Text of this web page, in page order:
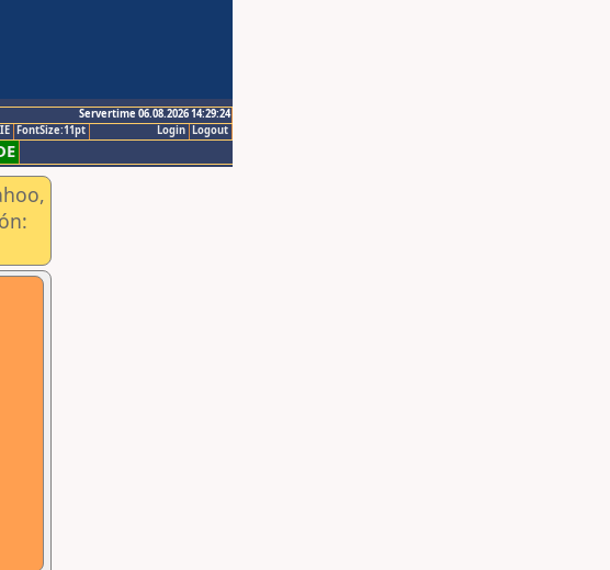
Servertime 06.08.2026 14:29:24
Logout
Login
FontSize:11pt